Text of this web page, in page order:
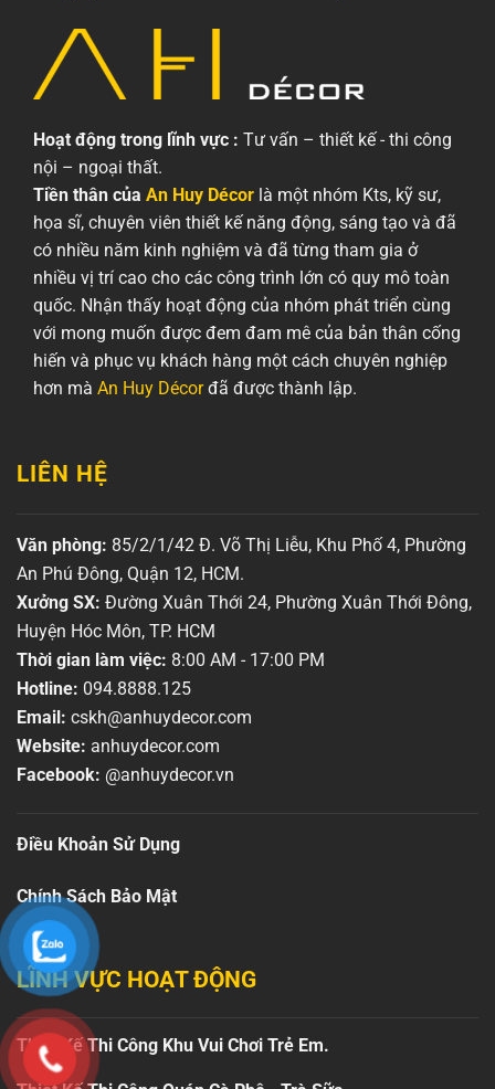
Hoạt động trong lĩnh vực : Tư vấn – thiết kế - thi công
nội – ngoại thất.
Tiền thân của An Huy Décor là một nhóm Kts, kỹ sư,
họa sĩ, chuyên viên thiết kế năng động, sáng tạo và đã
có nhiều năm kinh nghiệm và đã từng tham gia ở
nhiều vị trí cao cho các công trình lớn có quy mô toàn
quốc. Nhận thấy hoạt động của nhóm phát triển cùng
với mong muốn được đem đam mê của bản thân cống
hiến và phục vụ khách hàng một cách chuyên nghiệp
hơn mà An Huy Décorđã được thành lập.
LIÊN HỆ
Văn phòng: 85/2/1/42 Đ. Võ Thị Liễu, Khu Phố 4, Phường
An Phú Đông, Quận 12, HCM.
Xưởng SX: Đường Xuân Thới 24, Phường Xuân Thới Đông,
Huyện Hóc Môn, TP. HCM
Thời gian làm việc: 8:00 AM - 17:00 PM
Hotline: 094.8888.125
Email: cskh@anhuydecor.com
Website: anhuydecor.com
Facebook: @anhuydecor.vn
Điều Khoản Sử Dụng
Chính Sách Bảo Mật
LĨNH VỰC HOẠT ĐỘNG
Thiết Kế Thi Công Khu Vui Chơi Trẻ Em.